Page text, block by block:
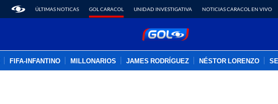
ÚLTIMAS NOTICAS GOL CARACOL UNIDAD INVESTIGATIVA NOTICIAS CARACOL EN VIVO
FIFA-INFANTINO MILLONARIOS JAMES RODRÍGUEZ NÉSTOR LORENZO